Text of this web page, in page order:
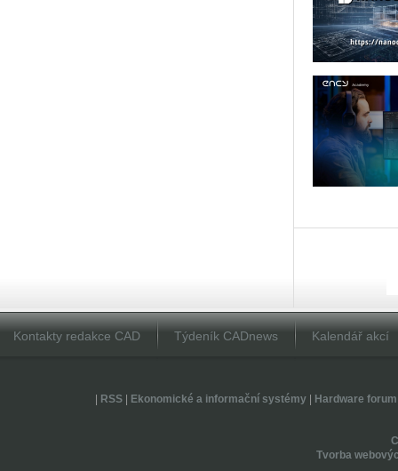
Kontakty redakce CAD Týdeník CADnews Kalendář akcí
RSS| Ekonomické a informační systémy| Hardware forum
Tvorba